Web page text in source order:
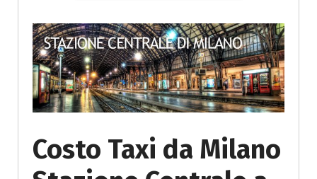
Costo Taxi da Milano